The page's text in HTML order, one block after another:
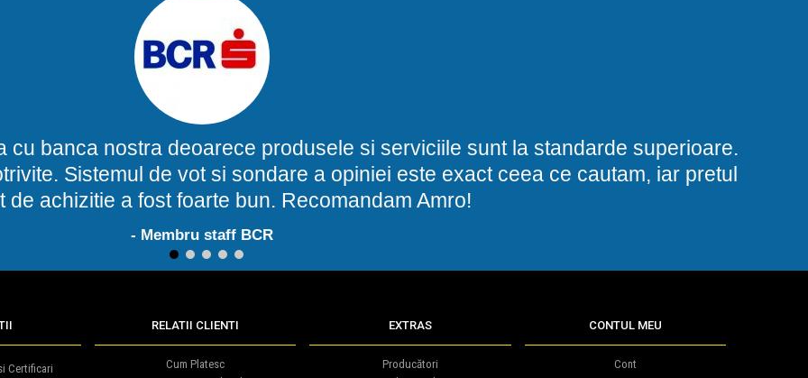
cu banca nostra deoarece produsele si serviciile sunt la standarde superioare.
Sistemul de vot si sondare a opiniei este exact ceea ce cautam, iar pretul
de achizitie a fost foarte bun. Recomandam Amro!
- Membru staff BCR
1 2 3 4 5
Certificari
RELATII CLIENTI
Cum Platesc
EXTRAS
Producători
CONTUL MEU
Cont